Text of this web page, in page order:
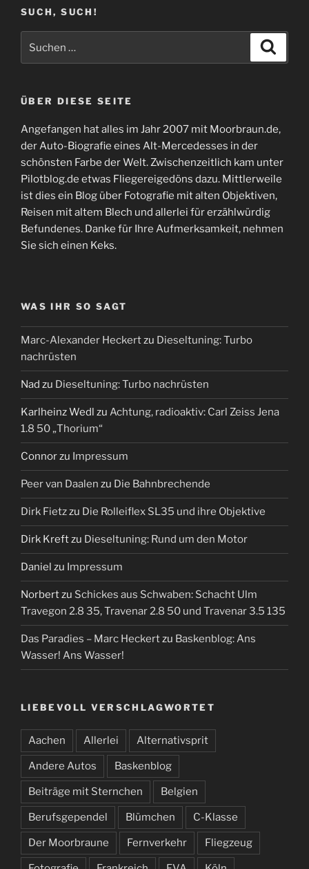
SUCH, SUCH!
nach:
ÜBER DIESE SEITE
Angefangen hat alles im Jahr 2007 mit Moorbraun.de,
der Auto-Biografie eines Alt-Mercedesses in der
schönsten Farbe der Welt. Zwischenzeitlich kam unter
Pilotblog.de etwas Fliegereigedöns dazu. Mittlerweile
ist dies ein Blog über Fotografie mit alten Objektiven,
Reisen mit altem Blech und allerlei für erzählwürdig
Befundenes. Danke für Ihre Aufmerksamkeit, nehmen
Sie sich einen Keks.
WAS IHR SO SAGT
Marc-Alexander Heckertzu Dieseltuning: Turbo
nachrüsten
Nad zu Dieseltuning: Turbo nachrüsten
Karlheinz Wedl zu Achtung, radioaktiv: Carl Zeiss Jena
1.8 50 „Thorium“
Connorzu Impressum
Peer van Daalen zu Die Bahnbrechende
Dirk Fietzzu Die Rolleiflex SL35 und ihre Objektive
Dirk Kreftzu Dieseltuning: Rund um den Motor
Daniel zu Impressum
Norbertzu Schickes aus Schwaben: Schacht Ulm
Travegon 2.8 35, Travenar 2.8 50 und Travenar 3.5 135
Das Paradies – Marc Heckertzu Baskenblog: Ans
Wasser! Ans Wasser!
LIEBEVOLL VERSCHLAGWORTET
Aachen Allerlei Alternativsprit
Andere Autos Baskenblog
Beiträge mit Sternchen Belgien
Berufsgependel Blümchen C-Klasse
Der Moorbraune Fernverkehr Fliegzeug